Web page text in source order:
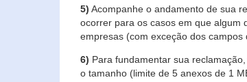
5) Acompanhe o andamento de sua
ocorrer para os casos em que algum
empresas (com exceção dos
6) Para fundamentar sua
o tamanho (limite de 5 anexos de 1